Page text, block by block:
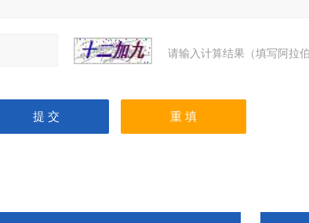
请输入计算结果（填写阿拉